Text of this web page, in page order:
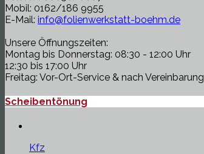
Mobil: 0162/186 9955
E-Mail: info@folienwerkstatt-boehm.de
Unsere Öffnungszeiten:
Montag bis Donnerstag: 08:30 - 12:00 Uhr
12:30 bis 17:00 Uhr
Freitag: Vor-Ort-Service & nach Vereinbarung
Scheibentönung
Kfz